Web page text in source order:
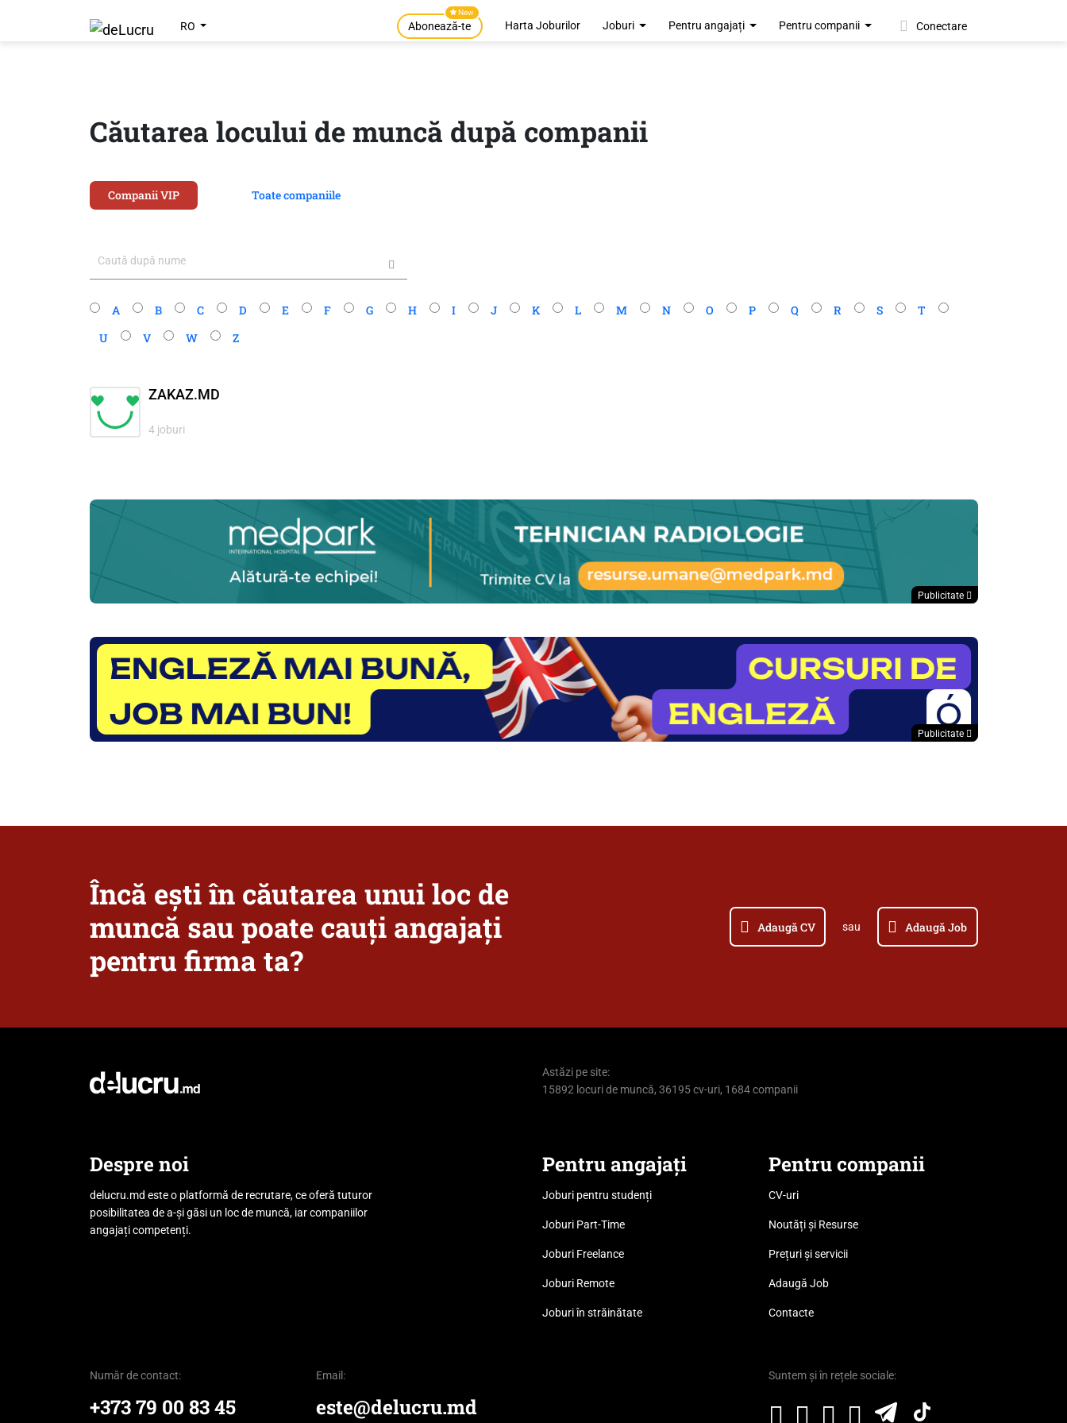
RO
New
Abonează-te Harta Joburilor Joburi Pentru angajați Pentru companii Conectare
Căutarea locului de muncă după companii
Companii VIP Toate companiile
A B C D E F G H I J K L M N O P Q R S
T
U
V W Z
ZAKAZ.MD
4 joburi
Publicitate
Publicitate
Încă ești în căutarea unui loc de
muncă sau poate cauți angajați
pentru firma ta?
Adaugă CV sau Adaugă Job
Astăzi pe site:
15892 locuri de muncă, 36195 cv-uri, 1684 companii
Despre noi
delucru.md este o platformă de recrutare, ce oferă tuturor
posibilitatea de a-și găsi un loc de muncă, iar companiilor
angajați competenți.
Pentru angajați
Joburi pentru studenți
Joburi Part-Time
Joburi Freelance
Joburi Remote
Joburi în străinătate
Pentru companii
CV-uri
Noutăți și Resurse
Prețuri și servicii
Adaugă Job
Contacte
Număr de contact:
+373 79 00 83 45
Email:
este@delucru.md
Suntem și în rețele sociale: